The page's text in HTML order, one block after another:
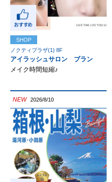
SHOP
ノクティプラザ(1) 8F
アイラッシュサロン ブラン
メイク時間短縮♪
NEW 2026/8/10